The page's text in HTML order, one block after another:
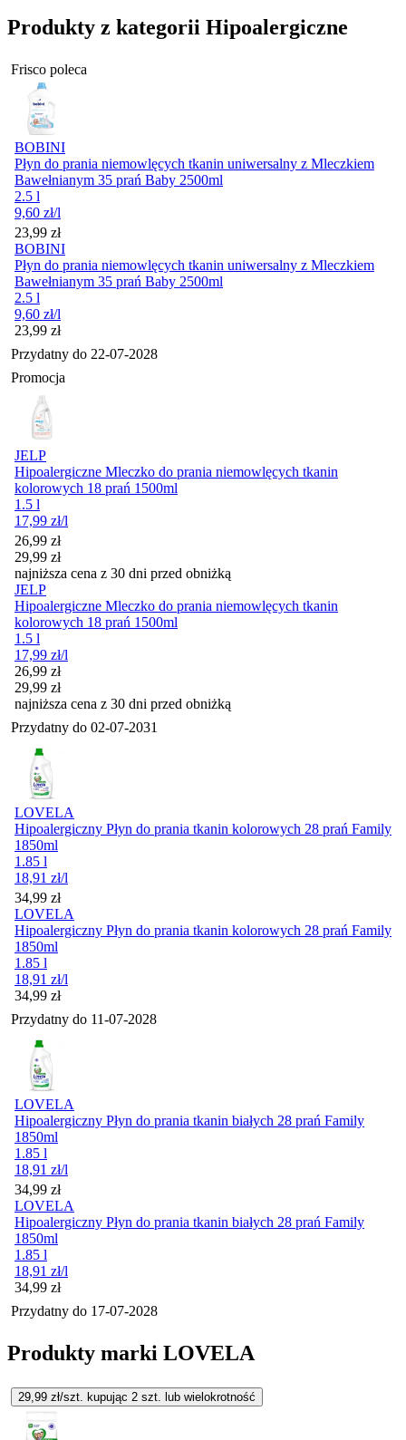
Produkty z kategorii Hipoalergiczne
Frisco poleca
BOBINI
Płyn do prania niemowlęcych tkanin uniwersalny z Mleczkiem
Bawełnianym 35 prań Baby 2500ml
2.5 l
9,60 zł/l
Cena
23,99 zł
BOBINI
Płyn do prania niemowlęcych tkanin uniwersalny z Mleczkiem
Bawełnianym 35 prań Baby 2500ml
2.5 l
9,60 zł/l
Cena
23,99 zł
Przydatny do 22-07-2028
Promocja
JELP
Hipoalergiczne Mleczko do prania niemowlęcych tkanin
kolorowych 18 prań 1500ml
1.5 l
17,99 zł/l
Cena promocyjna
26,99 zł
29,99 zł
najniższa cena z 30 dni przed obniżką
JELP
Hipoalergiczne Mleczko do prania niemowlęcych tkanin
kolorowych 18 prań 1500ml
1.5 l
17,99 zł/l
Cena promocyjna
26,99 zł
29,99 zł
najniższa cena z 30 dni przed obniżką
Przydatny do 02-07-2031
LOVELA
Hipoalergiczny Płyn do prania tkanin kolorowych 28 prań Family
1850ml
1.85 l
18,91 zł/l
Cena
34,99 zł
LOVELA
Hipoalergiczny Płyn do prania tkanin kolorowych 28 prań Family
1850ml
1.85 l
18,91 zł/l
Cena
34,99 zł
Przydatny do 11-07-2028
LOVELA
Hipoalergiczny Płyn do prania tkanin białych 28 prań Family
1850ml
1.85 l
18,91 zł/l
Cena
34,99 zł
LOVELA
Hipoalergiczny Płyn do prania tkanin białych 28 prań Family
1850ml
1.85 l
18,91 zł/l
Cena
34,99 zł
Przydatny do 17-07-2028
Produkty marki LOVELA
29,99 zł/szt. kupując 2 szt. lub wielokrotność